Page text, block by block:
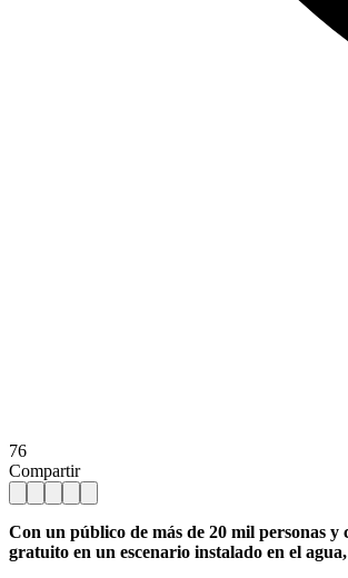
76
Compartir
Con un público de más de 20 mil personas
gratuito en un escenario instalado en el